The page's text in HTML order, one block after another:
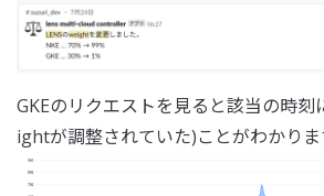
GKEのリクエストを見ると該当の時刻
ightが調整されていた)ことがわかりま